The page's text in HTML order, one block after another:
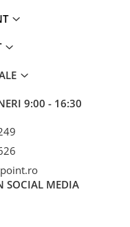
9:00 - 16:30
SOCIAL MEDIA